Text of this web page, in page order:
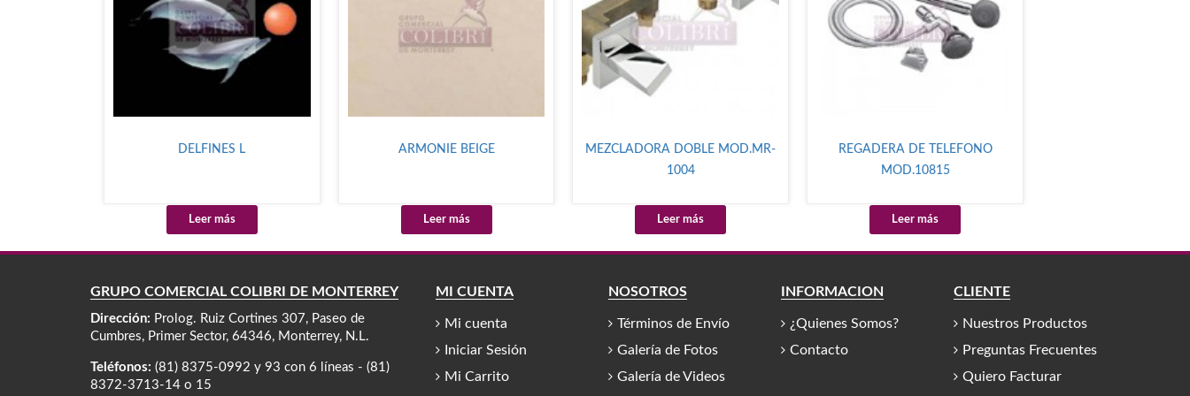
DELFINES L
Leer más
ARMONIE BEIGE
Leer más
MEZCLADORA DOBLE MOD.MR-
1004
Leer más
REGADERA DE TELEFONO
MOD.10815
Leer más
GRUPO COMERCIAL COLIBRÍ DE MONTERREY
Dirección: Prolog. Ruiz Cortines 307, Paseo de
Cumbres, Primer Sector, 64346, Monterrey, N.L.
Teléfonos: (81) 8375-0992 y 93 con 6 líneas - (81)
8372-3713-14 o 15
MI CUENTA
Mi cuenta
Iniciar Sesión
Mi Carrito
NOSOTROS
Términos de Envío
Galería de Fotos
Galería de Videos
INFORMACIÓN
¿Quienes Somos?
Contacto
CLIENTE
Nuestros Productos
Preguntas Frecuentes
Quiero Facturar